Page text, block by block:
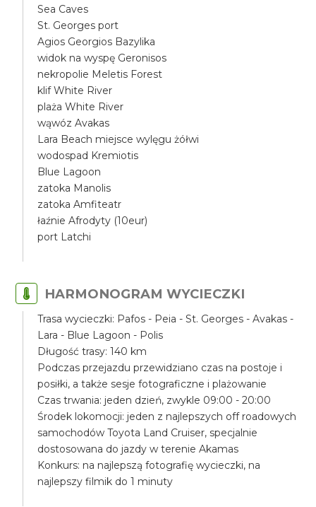
Sea Caves
St. Georges port
Agios Georgios Bazylika
widok na wyspę Geronisos
nekropolie Meletis Forest
klif White River
plaża White River
wąwóz Avakas
Lara Beach miejsce wylęgu żółwi
wodospad Kremiotis
Blue Lagoon
zatoka Manolis
zatoka Amfiteatr
łaźnie Afrodyty (10eur)
port Latchi
HARMONOGRAM WYCIECZKI
Trasa wycieczki: Pafos - Peia - St. Georges - Avakas -
Lara - Blue Lagoon - Polis
Długość trasy: 140 km
Podczas przejazdu przewidziano czas na postoje i
posiłki, a także sesje fotograficzne i plażowanie
Czas trwania: jeden dzień, zwykle 09:00 - 20:00
Środek lokomocji: jeden z najlepszych off roadowych
samochodów Toyota Land Cruiser, specjalnie
dostosowana do jazdy w terenie Akamas
Konkurs: na najlepszą fotografię wycieczki, na
najlepszy filmik do 1 minuty